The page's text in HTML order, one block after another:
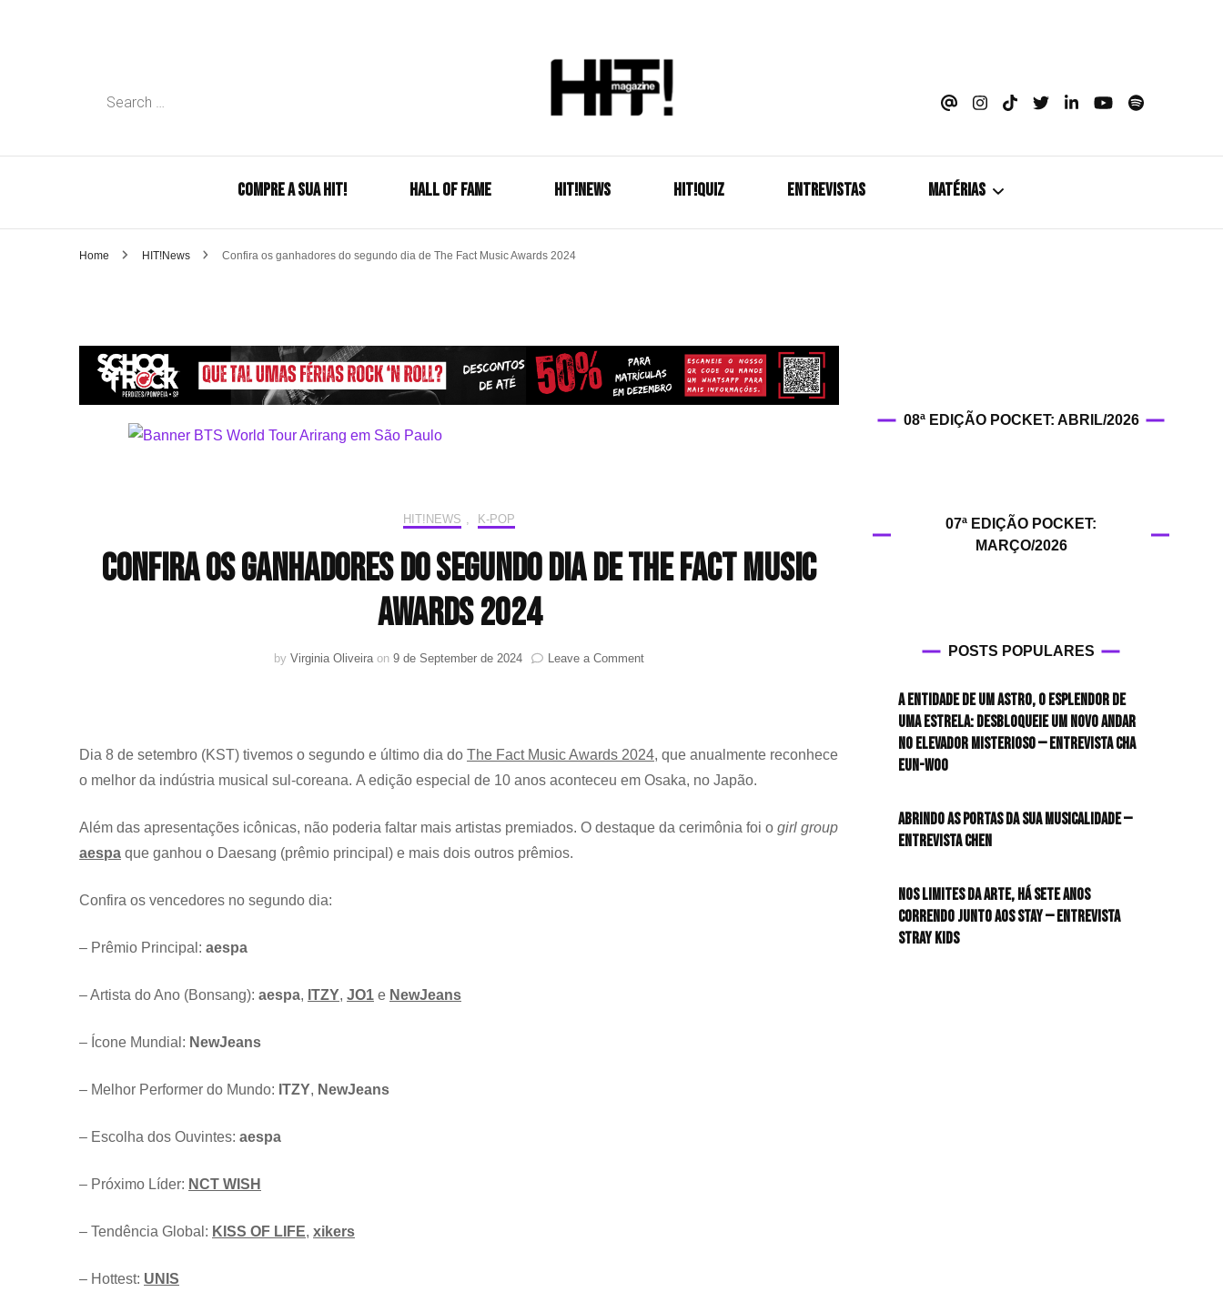
Search
HIT!Magazine
COMPRE A SUA HIT! HALL OF FAME HIT!NEWS HIT!Quiz ENTREVISTAS MATÉRIAS
HIT!Games
HIT!Diary
HIT!Lyrics
HIT!Queer
HIT!Radar
HIT!Review
Home HIT!News Confira os ganhadores do segundo dia de The Fact Music Awards 2024
HIT!NEWS K-POP
Confira os ganhadores do segundo dia de The Fact Music
Awards 2024
by Virginia Oliveira on 9 de September de 2024 Leave a Commenton
segundo
de
Fact
Dia 8 de setembro (KST) tivemos o segundo e último dia do The Fact Music Awards 2024, que anualmente reconhece
o melhor da indústria musical sul-coreana. A edição especial de 10 anos aconteceu em Osaka, no Japão.
Além das apresentações icônicas, não poderia faltar mais artistas premiados. O destaque da cerimônia foi o girl group
aespa que ganhou o Daesang (prêmio principal) e mais dois outros prêmios.
Confira os vencedores no segundo dia:
– Prêmio Principal: aespa
– Artista do Ano (Bonsang): aespa, ITZY, JO1 e NewJeans
– Ícone Mundial: NewJeans
– Melhor Performer do Mundo: ITZY, NewJeans
– Escolha dos Ouvintes: aespa
– Próximo Líder: NCT WISH
– Tendência Global: KISS OF LIFE, xikers
– Hottest: UNIS
08ª EDIÇÃO POCKET: ABRIL/2026
07ª EDIÇÃO POCKET:
MARÇO/2026
POSTS POPULARES
A entidade de um astro, o esplendor de
uma estrela: desbloqueie um novo andar
no elevador misterioso — Entrevista CHA
EUN-WOO
Abrindo as portas da sua musicalidade —
Entrevista CHEN
Nos limites da arte, há sete anos
correndo junto aos STAY — Entrevista
Stray Kids